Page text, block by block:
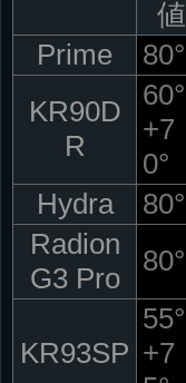
値
Prime
80°
KR90D
R
60°
+7
0°
Hydra 80°
Radion
G3 Pro
80°
KR93SP
55°
+7